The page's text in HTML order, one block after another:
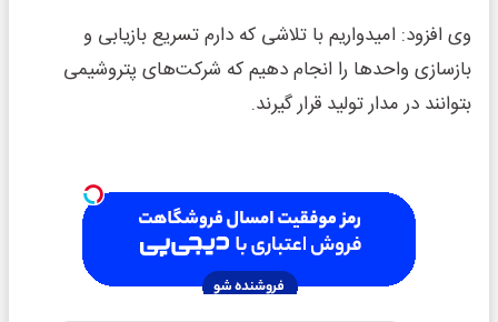
وی افزود: امیدواریم با تلاشی که دارم تسریع بازیابی و
بازسازی واحدها را انجام دهیم که شرکت‌های پتروشیمی
بتوانند در مدار تولید قرار گیرند.